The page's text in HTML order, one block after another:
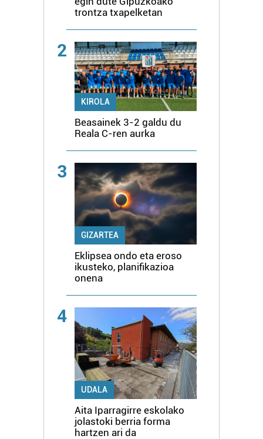
trontza txapelketan
2
KIROLA
Beasainek 3-2 galdu du
Reala C-ren aurka
3
GIZARTEA
Eklipsea ondo eta eroso
ikusteko, planifikazioa
onena
4
UDALA
Aita Iparragirre eskolako
jolastoki berria forma
hartzen ari da